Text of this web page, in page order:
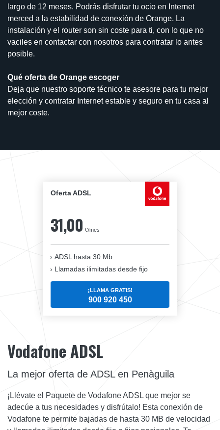
largo de 12 meses. Podrás disfrutar tu ocio en Internet
merced a la estabilidad de conexión de Orange. La
instalación y el router son sin coste para ti, con lo que no
vaciles en contactar con nosotros para contratar lo antes
posible.
Qué oferta de Orange escoger
Deja que nuestro soporte técnico te asesore para tu mejor
elección y contratar Internet estable y seguro en tu casa al
mejor coste.
Oferta ADSL
31,00 €/mes
ADSL hasta 30 Mb
Llamadas ilimitadas desde fijo
¡LLAMA GRATIS!
900 920 450
Vodafone ADSL
La mejor oferta de ADSL en Penàguila
¡Llévate el Paquete de Vodafone ADSL que mejor se
adecúe a tus necesidades y disfrútalo! Esta conexión de
Vodafone te permite bajadas de hasta 30 MB de velocidad